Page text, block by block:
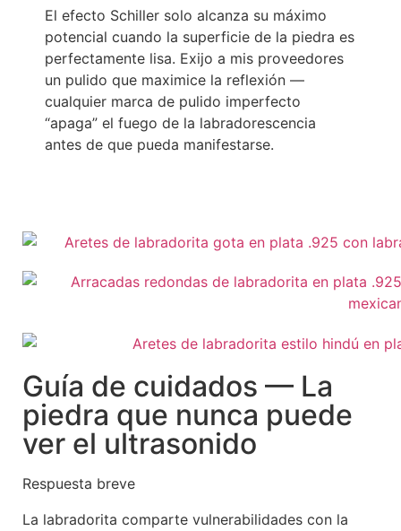
El efecto Schiller solo alcanza su máximo
potencial cuando la superficie de la piedra es
perfectamente lisa. Exijo a mis proveedores
un pulido que maximice la reflexión —
cualquier marca de pulido imperfecto
“apaga” el fuego de la labradorescencia
antes de que pueda manifestarse.
Guía de cuidados — La
piedra que nunca puede
ver el ultrasonido
Respuesta breve
La labradorita comparte vulnerabilidades con la